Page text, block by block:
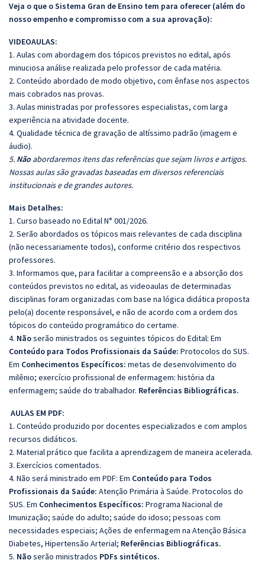
Veja o que o Sistema Gran de Ensino tem para oferecer (além do
nosso empenho e compromisso com a sua aprovação):
VIDEOAULAS:
1. Aulas com abordagem dos tópicos previstos no edital, após
minuciosa análise realizada pelo professor de cada matéria.
2. Conteúdo abordado de modo objetivo, com ênfase nos aspectos
mais cobrados nas provas.
3. Aulas ministradas por professores especialistas, com larga
experiência na atividade docente.
4. Qualidade técnica de gravação de altíssimo padrão (imagem e
áudio).
5. Não abordaremos itens das referências que sejam livros e artigos.
Nossas aulas são gravadas baseadas em diversos referenciais
institucionais e de grandes autores.
Mais Detalhes:
1. Curso baseado no Edital N° 001/2026.
2. Serão abordados os tópicos mais relevantes de cada disciplina
(não necessariamente todos), conforme critério dos respectivos
professores.
3. Informamos que, para facilitar a compreensão e a absorção dos
conteúdos previstos no edital, as videoaulas de determinadas
disciplinas foram organizadas com base na lógica didática proposta
pelo(a) docente responsável, e não de acordo com a ordem dos
tópicos do conteúdo programático do certame.
4. Nãoserão ministrados os seguintes tópicos do Edital: Em
Conteúdo para Todos Profissionais da Saúde: Protocolos do SUS.
Em Conhecimentos Específicos: metas de desenvolvimento do
milênio; exercício profissional de enfermagem: história da
enfermagem; saúde do trabalhador. Referências Bibliográficas.
AULAS EM PDF:
1. Conteúdo produzido por docentes especializados e com amplos
recursos didáticos.
2. Material prático que facilita a aprendizagem de maneira acelerada.
3. Exercícios comentados.
4. Não será ministrado em PDF: Em Conteúdo para Todos
Profissionais da Saúde: Atenção Primária à Saúde. Protocolos do
SUS. Em Conhecimentos Específicos: Programa Nacional de
Imunização; saúde do adulto; saúde do idoso; pessoas com
necessidades especiais; Ações de enfermagem na Atenção Básica
Diabetes, Hipertensão Arterial; Referências Bibliográficas.
5. Nãoserão ministrados PDFs sintéticos.